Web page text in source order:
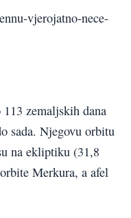
vjerojatno-nece-
zemaljskih dana
sada. Njegovu orbitu
na ekliptiku (31,8
Merkura, a afel